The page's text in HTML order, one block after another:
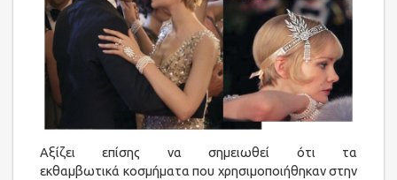
Αξίζει επίσης να σημειωθεί ότι τα
εκθαμβωτικά κοσμήματα που χρησιμοποιήθηκαν στην